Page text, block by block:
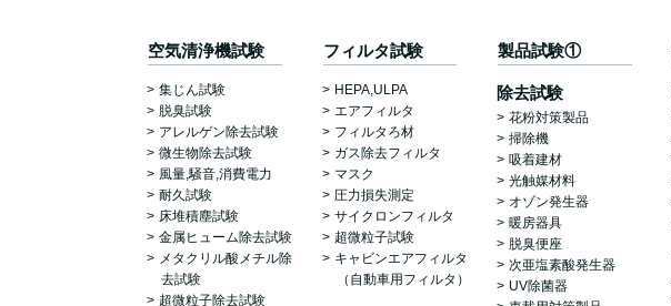
空気清浄機試験
集じん試験
脱臭試験
アレルゲン除去試験
微生物除去試験
風量,騒音,消費電力
耐久試験
床堆積塵試験
金属ヒューム除去試験
メタクリル酸メチル除
去試験
超微粒子除去試験
フィルタ試験
HEPA,ULPA
エアフィルタ
フィルタろ材
ガス除去フィルタ
マスク
圧力損失測定
サイクロンフィルタ
超微粒子試験
キャビンエアフィルタ
（自動車用フィルタ）
製品試験①
除去試験
花粉対策製品
掃除機
吸着建材
光触媒材料
オゾン発生器
暖房器具
脱臭便座
次亜塩素酸発生器
UV除菌器